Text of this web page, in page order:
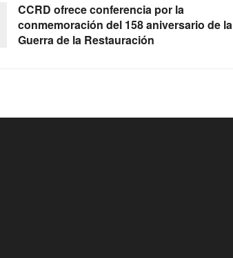
CCRD ofrece conferencia por la
conmemoración del 158 aniversario de la
Guerra de la Restauración